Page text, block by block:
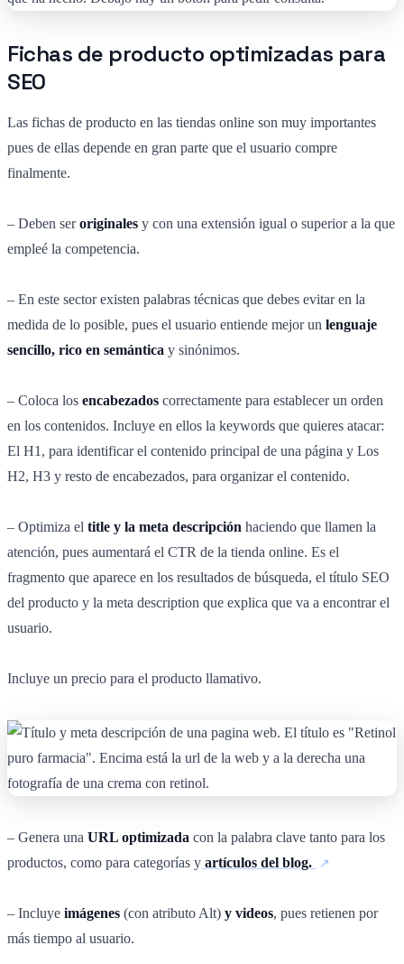
Fichas de producto optimizadas para
SEO
Las fichas de producto en las tiendas online son muy importantes
pues de ellas depende en gran parte que el usuario compre
finalmente.
– Deben seroriginales y con una extensión igual o superior a la que
empleé la competencia.
– En este sector existen palabras técnicas que debes evitar en la
medida de lo posible, pues el usuario entiende mejor un lenguaje
sencillo, rico en semántica y sinónimos.
– Coloca los encabezados correctamente para establecer un orden
en los contenidos. Incluye en ellos la keywords que quieres atacar:
El H1, para identificar el contenido principal de una página y Los
H2, H3 y resto de encabezados, para organizar el contenido.
– Optimiza el title y la meta descripción haciendo que llamen la
atención, pues aumentará el CTR de la tienda online. Es el
fragmento que aparece en los resultados de búsqueda, el título SEO
del producto y la meta description que explica que va a encontrar el
usuario.
Incluye un precio para el producto llamativo.
– Genera una URL optimizada con la palabra clave tanto para los
productos, como para categorías y artículos del blog.
– Incluye imágenes (con atributo Alt) y videos, pues retienen por
más tiempo al usuario.